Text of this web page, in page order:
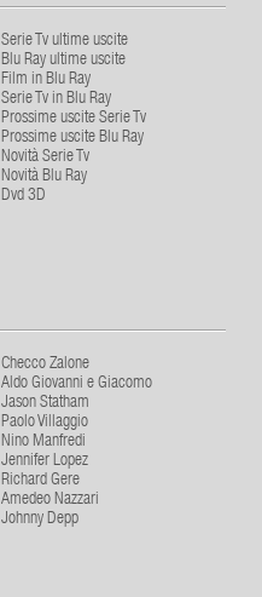
Serie Tv ultime uscite
Blu Ray ultime uscite
Film in Blu Ray
Serie Tv in Blu Ray
Prossime uscite Serie Tv
Prossime uscite Blu Ray
Novità Serie Tv
Novità Blu Ray
Dvd 3D
Checco Zalone
Aldo Giovanni e Giacomo
Jason Statham
Paolo Villaggio
Nino Manfredi
Jennifer Lopez
Richard Gere
Amedeo Nazzari
Johnny Depp